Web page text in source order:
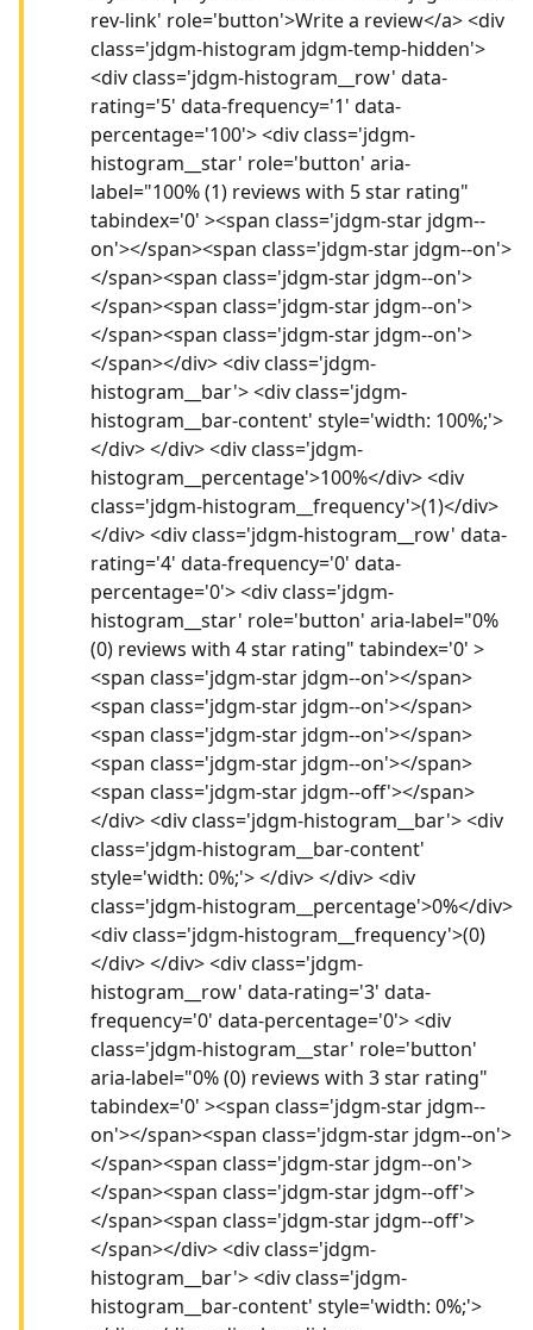
rev-link' role='button'>Write a review</a> <div
class='jdgm-histogram jdgm-temp-hidden'>
<div class='jdgm-histogram__row' data-
rating='5' data-frequency='1' data-
percentage='100'> <div class='jdgm-
histogram__star' role='button' aria-
label="100% (1) reviews with 5 star rating"
tabindex='0' ><span class='jdgm-star jdgm--
on'></span><span class='jdgm-star jdgm--on'>
</span><span class='jdgm-star jdgm--on'>
</span><span class='jdgm-star jdgm--on'>
</span><span class='jdgm-star jdgm--on'>
</span></div> <div class='jdgm-
histogram__bar'> <div class='jdgm-
histogram__bar-content' style='width: 100%;'>
</div> </div> <div class='jdgm-
histogram__percentage'>100%</div> <div
class='jdgm-histogram__frequency'>(1)</div>
</div> <div class='jdgm-histogram__row' data-
rating='4' data-frequency='0' data-
percentage='0'> <div class='jdgm-
histogram__star' role='button' aria-label="0%
(0) reviews with 4 star rating" tabindex='0' >
<span class='jdgm-star jdgm--on'></span>
<span class='jdgm-star jdgm--on'></span>
<span class='jdgm-star jdgm--on'></span>
<span class='jdgm-star jdgm--on'></span>
<span class='jdgm-star jdgm--off'></span>
</div> <div class='jdgm-histogram__bar'> <div
class='jdgm-histogram__bar-content'
style='width: 0%;'> </div> </div> <div
class='jdgm-histogram__percentage'>0%</div>
<div class='jdgm-histogram__frequency'>(0)
</div> </div> <div class='jdgm-
histogram__row' data-rating='3' data-
frequency='0' data-percentage='0'> <div
class='jdgm-histogram__star' role='button'
aria-label="0% (0) reviews with 3 star rating"
tabindex='0' ><span class='jdgm-star jdgm--
on'></span><span class='jdgm-star jdgm--on'>
</span><span class='jdgm-star jdgm--on'>
</span><span class='jdgm-star jdgm--off'>
</span><span class='jdgm-star jdgm--off'>
</span></div> <div class='jdgm-
histogram__bar'> <div class='jdgm-
histogram__bar-content' style='width: 0%;'>